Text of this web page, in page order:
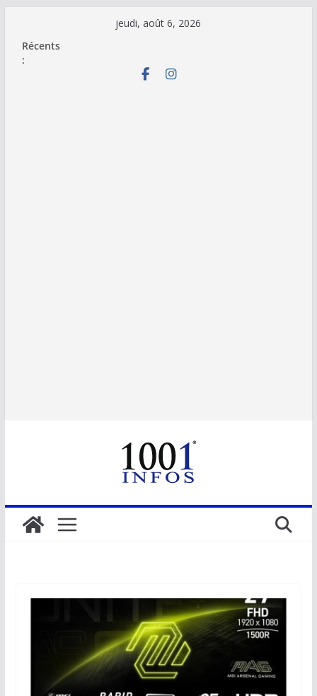
contenu
jeudi, août 6, 2026
Récents
: